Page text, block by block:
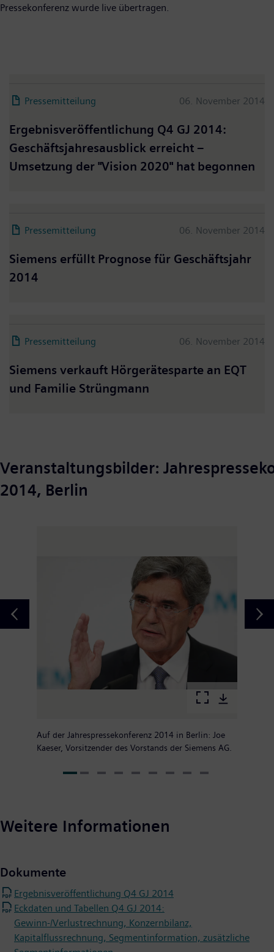
Pressekonferenz wurde live übertragen.
Pressemitteilung 06. November 2014
Ergebnisveröffentlichung Q4 GJ 2014:
Geschäftsjahresausblick erreicht –
Umsetzung der "Vision 2020" hat begonnen
Pressemitteilung 06. November 2014
Siemens erfüllt Prognose für Geschäftsjahr
2014
Pressemitteilung 06. November 2014
Siemens verkauft Hörgerätesparte an EQT
und Familie Strüngmann
Veranstaltungsbilder:
2014, Berlin
Auf der Jahrespressekonferenz 2014 in Berlin: Joe
Kaeser, Vorsitzender des Vorstands der Siemens AG.
Weitere Informationen
Dokumente
Ergebnisveröffentlichung Q4 GJ 2014
Eckdaten und Tabellen Q4 GJ 2014:
Gewinn-/Verlustrechnung, Konzernbilanz,
Kapitalflussrechnung, Segmentinformation, zusätzliche